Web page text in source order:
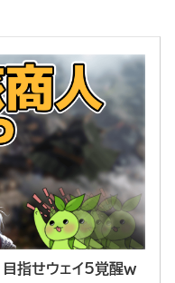
指せウェイ5覚醒ｗ